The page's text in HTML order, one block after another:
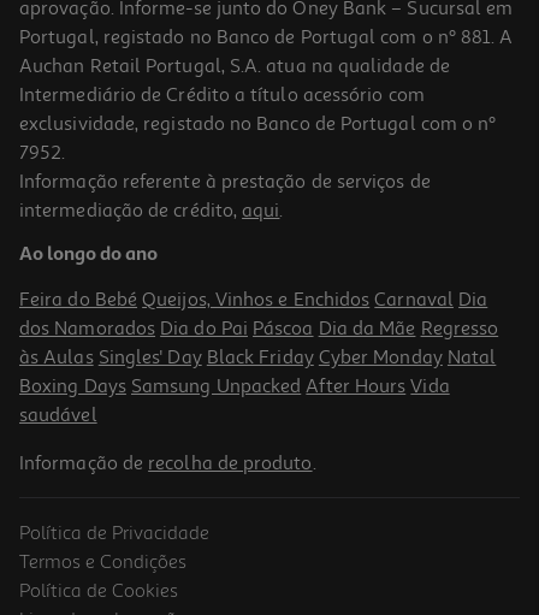
aprovação. Informe-se junto do Oney Bank – Sucursal em
Portugal, registado no Banco de Portugal com o nº 881. A
Auchan Retail Portugal, S.A. atua na qualidade de
Intermediário de Crédito a título acessório com
exclusividade, registado no Banco de Portugal com o nº
7952.
Informação referente à prestação de serviços de
intermediação de crédito, aqui.
Ao longo do ano
Feira do Bebé Queijos, Vinhos e Enchidos Carnaval Dia
dos Namorados Dia do Pai Páscoa Dia da Mãe Regresso
às Aulas Singles' Day Black Friday Cyber Monday Natal
Boxing Days Samsung Unpacked After Hours Vida
saudável
Informação de recolha de produto.
Política de Privacidade
Termos e Condições
Política de Cookies